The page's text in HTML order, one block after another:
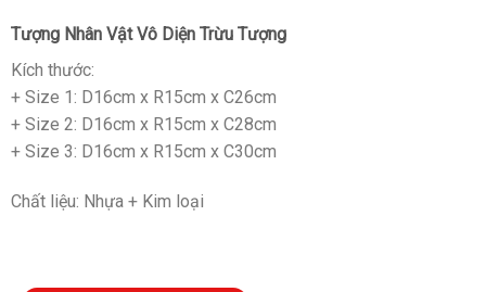
Tượng Nhân Vật Vô Diện Trừu Tượng
Kích thước:
+ Size 1: D16cm x R15cm x C26cm
+ Size 2: D16cm x R15cm x C28cm
+ Size 3: D16cm x R15cm x C30cm
Chất liệu: Nhựa + Kim loại